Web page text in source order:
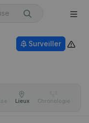
Surveiller
Lieux Chronologie